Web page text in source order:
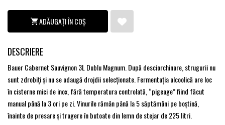
ADĂUGAȚI ÎN COȘ
DESCRIERE
Bauer Cabernet Sauvignon 3L Dublu Magnum. După desciorchinare, strugurii nu
sunt zdrobiţi şi nu se adaugă drojdii selecţionate. Fermentaţia alcoolică are loc
în cisterne mici de inox, fără temperatura controlată, “pigeage” fiind făcut
manual până la 3 ori pe zi. Vinurile rămân până la 5 săptămâni pe boştină,
înainte de presare şi tragere în butoate din lemn de stejar de 225 litri.